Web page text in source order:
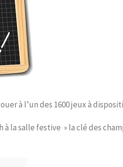
à l’un des 1600 jeux à
à la salle festive » la clé des